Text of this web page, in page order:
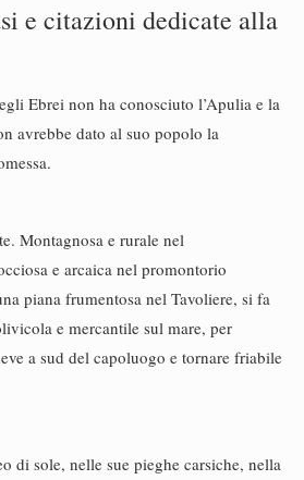
e citazioni dedicate alla
Ebrei non ha conosciuto l’Apulia e la
avrebbe dato al suo popolo la
Montagnosa e rurale nel
e arcaica nel promontorio
piana frumentosa nel Tavoliere, si fa
e mercantile sul mare, per
a sud del capoluogo e tornare friabile
di sole, nelle sue pieghe carsiche, nella